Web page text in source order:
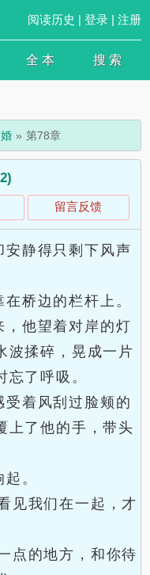
阅读历史 | 登录| 注册
全 本 搜 索
第78章
留言反馈
安静得只剩下风声
桥边的栏杆上。
，他望着对岸的灯
波揉碎，晃成一片
了呼吸。
着风刮过脸颊的
上了他的手，带头
。
见我们在一起，才
点的地方，和你待